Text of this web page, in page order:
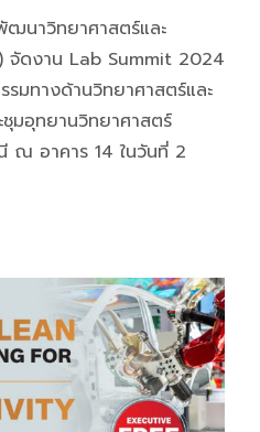
นาวิทยาศาสตร์และ
จัดงาน Lab Summit 2024
มทางด้านวิทยาศาสตร์และ
มอุทยานวิทยาศาสตร์
ณ อาคาร 14 ในวันที่ 2